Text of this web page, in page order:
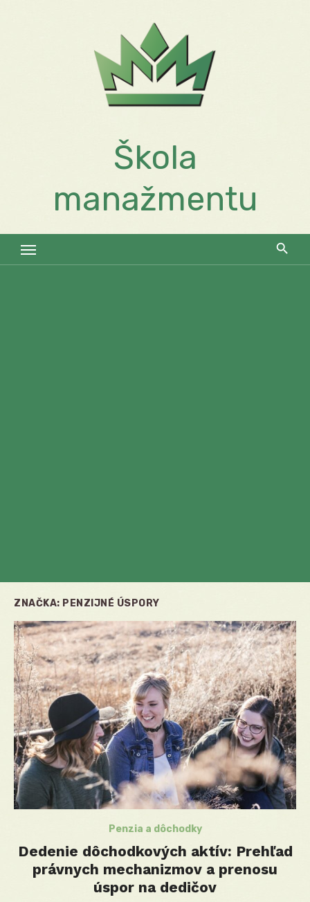
Škola
manažmentu
ZNAČKA: PENZIJNÉ ÚSPORY
Penzia a dôchodky
Dedenie dôchodkových aktív: Prehľad
právnych mechanizmov a prenosu
úspor na dedičov